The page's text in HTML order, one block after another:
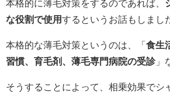
本格的に薄毛対策をするのであれば、
な役割で使用するというお話もしまし
本格的な薄毛対策というのは、「 食生
習慣、育毛剤、薄毛専門病院の受診」
そうすることによって、相乗効果でシ